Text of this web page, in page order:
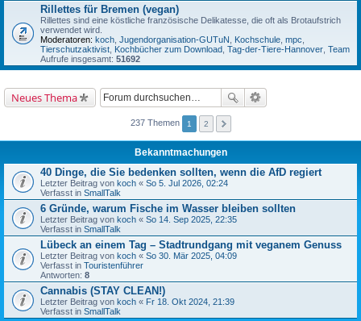
Rillettes für Bremen (vegan)
Rillettes sind eine köstliche französische Delikatesse, die oft als Brotaufstrich
verwendet wird.
Moderatoren: koch, Jugendorganisation-GUTuN, Kochschule, mpc,
Tierschutzaktivist, Kochbücher zum Download, Tag-der-Tiere-Hannover, Team
Aufrufe insgesamt: 51692
Neues Thema
237 Themen 1 2
Bekanntmachungen
40 Dinge, die Sie bedenken sollten, wenn die AfD regiert
Letzter Beitrag von koch « So 5. Jul 2026, 02:24
Verfasst in SmallTalk
6 Gründe, warum Fische im Wasser bleiben sollten
Letzter Beitrag von koch « So 14. Sep 2025, 22:35
Verfasst in SmallTalk
Lübeck an einem Tag – Stadtrundgang mit veganem Genuss
Letzter Beitrag von koch « So 30. Mär 2025, 04:09
Verfasst in Touristenführer
Antworten: 8
Cannabis (STAY CLEAN!)
Letzter Beitrag von koch « Fr 18. Okt 2024, 21:39
Verfasst in SmallTalk